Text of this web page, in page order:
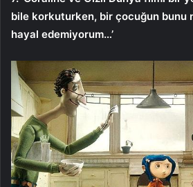
bile korkuturken, bir çocuğun bunu
hayal edemiyorum…’